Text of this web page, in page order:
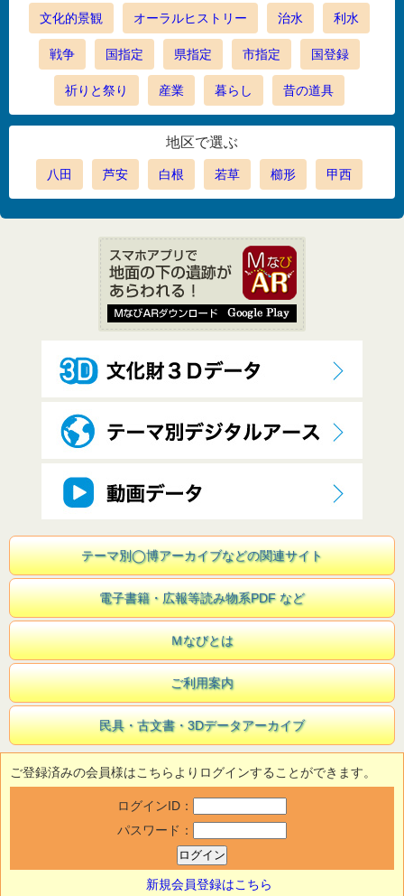
文化的景観 オーラルヒストリー 治水 利水
戦争 国指定 県指定 市指定 国登録
祈りと祭り 産業 暮らし 昔の道具
地区で選ぶ
八田 芦安 白根 若草 櫛形 甲西
テーマ別◯博アーカイブなどの関連サイト
電子書籍・広報等読み物系PDF など
Ｍなびとは
ご利用案内
民具・古文書・3Dデータアーカイブ
ご登録済みの会員様はこちらよりログインすることができます。
ログインID：
パスワード：
新規会員登録はこちら